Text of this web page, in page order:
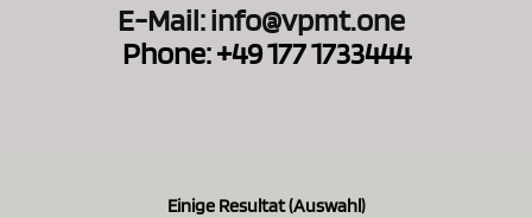
E-Mail: info@vpmt.one
Phone: +49 177 1733444
Einige Resultat (Auswahl)